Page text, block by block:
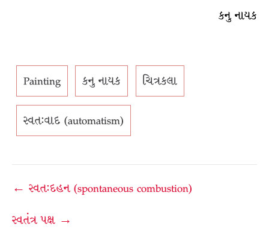
કનુ નાયક
Painting કનુ નાયક ચિત્રકલા
સ્વત:વાદ (automatism)
Post
navigation
← સ્વત:દહન (spontaneous combustion)
સ્વતંત્ર પક્ષ →